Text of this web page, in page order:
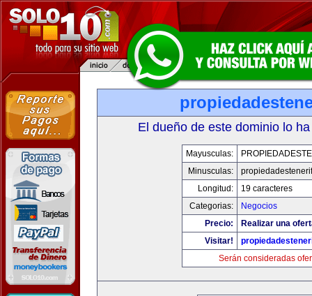
El dueño de este dominio lo
Mayusculas:
Minusculas:
Longitud:
19 caracteres
Categorias:
Negocios
Precio:
Realizar una
Visitar!
Serán consideradas